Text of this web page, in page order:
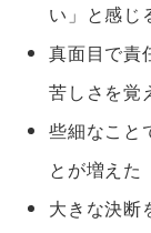
い」と感じ
真面目で責
苦しさを覚
些細なこと
とが増えた
大きな決断